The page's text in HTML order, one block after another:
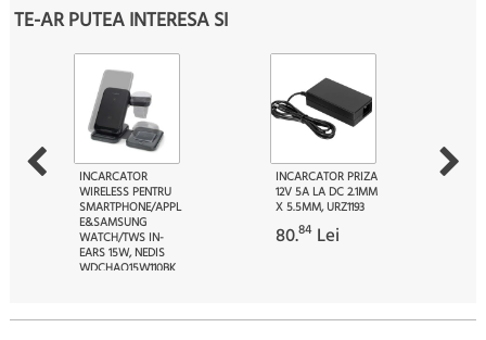
TE-AR PUTEA INTERESA SI
INCARCATOR
WIRELESS PENTRU
SMARTPHONE/APPL
E&SAMSUNG
WATCH/TWS IN-
EARS 15W, NEDIS
WDCHAQ15W110BK
INCARCATOR PRIZA
12V 5A LA DC 2.1MM
X 5.5MM, URZ1193
80.84 Lei